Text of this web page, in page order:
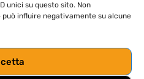
unici su questo sito. Non
influire negativamente su alcune